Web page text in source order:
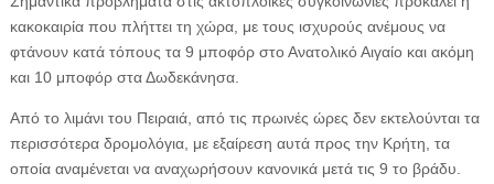
κακοκαιρία που πλήττει τη χώρα, με τους ισχυρούς ανέμους να
φτάνουν κατά τόπους τα 9 μποφόρ στο Ανατολικό Αιγαίο και ακόμη
και 10 μποφόρ στα Δωδεκάνησα.
Από το λιμάνι του Πειραιά, από τις πρωινές ώρες δεν εκτελούνται τα
περισσότερα δρομολόγια, με εξαίρεση αυτά προς την Κρήτη, τα
οποία αναμένεται να αναχωρήσουν κανονικά μετά τις 9 το βράδυ.